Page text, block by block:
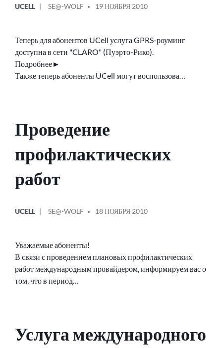
В
UCELL
ОТ
SE@-WOLF 19 НОЯБРЯ 2010
Теперь для абонентов UCell услуга GPRS-роуминг
доступна в сети "CLARO" (Пуэрто-Рико).
Подробнее►
Также теперь абоненты UCell могут воспользова…
Проведение
профилактических
работ
В
UCELL
ОТ
SE@-WOLF 18 НОЯБРЯ 2010
Уважаемые абоненты!
В связи с проведением плановых профилактических
работ международным провайдером, информируем вас о
том, что в период…
Услуга международного